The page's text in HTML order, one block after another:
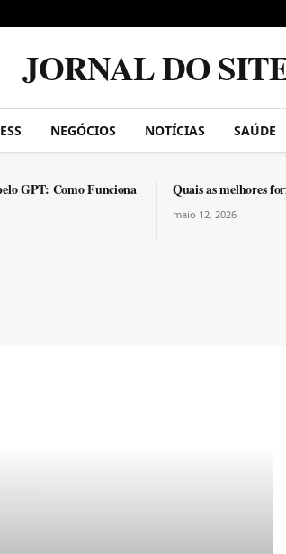
JORNAL DO
NEGÓCIOS NOTÍCIAS SAÚDE
GPT: Como Funciona
Quais as melhores
maio 12, 2026